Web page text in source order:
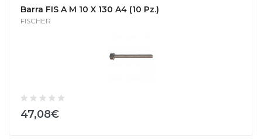
Barra FIS A M 10 X 130 A4 (10 Pz.)
FISCHER
47,08€